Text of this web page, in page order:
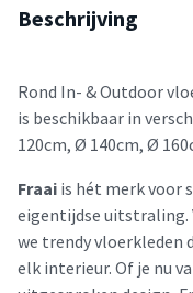
Beschrijving
Rond In- & Outdoor
is beschikbaar in
120cm, Ø 140cm, Ø
Fraai is hét merk voor
eigentijdse uitstraling.
we trendy vloerkleden
elk interieur. Of je nu